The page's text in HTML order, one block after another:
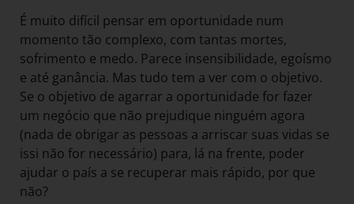
É muito difícil pensar em oportunidade num
momento tão complexo, com tantas mortes,
sofrimento e medo. Parece insensibilidade, egoísmo
e até ganância. Mas tudo tem a ver com o objetivo.
Se o objetivo de agarrar a oportunidade for fazer
um negócio que não prejudique ninguém agora
(nada de obrigar as pessoas a arriscar suas vidas se
issi não for necessário) para, lá na frente, poder
ajudar o país a se recuperar mais rápido, por que
não?